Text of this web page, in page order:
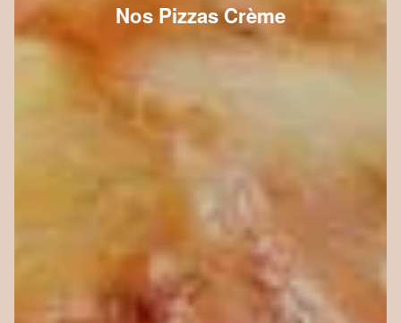
Nos Pizzas Crème